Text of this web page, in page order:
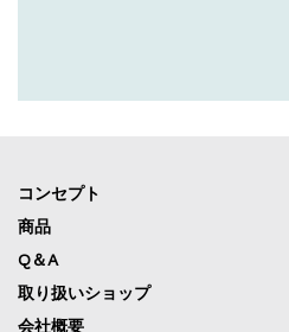
コンセプト
商品
Q＆A
取り扱いショップ
会社概要